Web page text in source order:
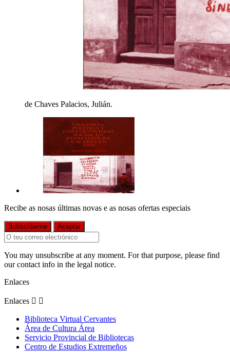
de Chaves Palacios, Julián.
Recibe as nosas últimas novas e as nosas ofertas especiais
You may unsubscribe at any moment. For that purpose, please find
our contact info in the legal notice.
Enlaces
Enlaces  
Biblioteca Virtual Cervantes
Área de Cultura Área
Servicio Provincial de Bibliotecas
Centro de Estudios Extremeños